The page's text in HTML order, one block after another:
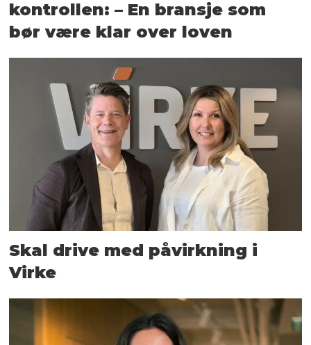
kontrollen: – En bransje som
bør være klar over loven
Skal drive med påvirkning i
Virke